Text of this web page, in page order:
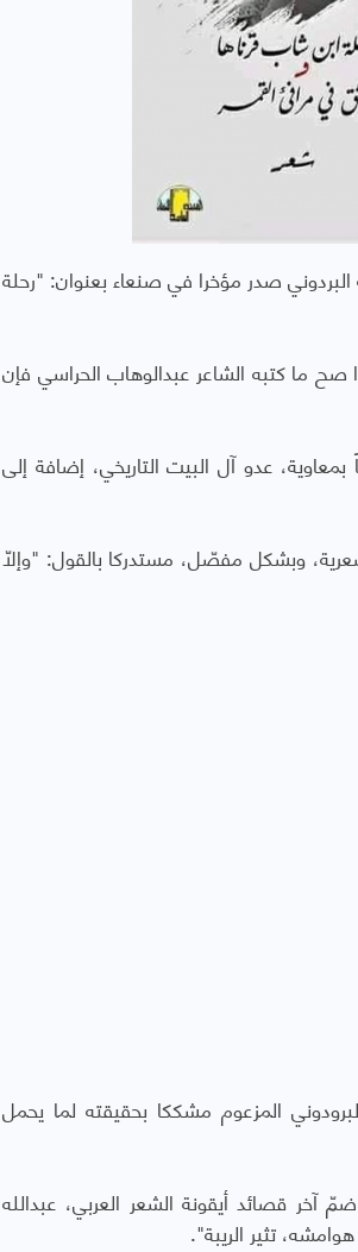
صدر مؤخرا في صنعاء بعنوان: "رحلة
صح ما كتبه الشاعر عبدالوهاب الحراسي فإن
عدو آل البيت التاريخي، إضافة إلى
وبشكل مفصّل، مستدركا بالقول: "وإلاّ
المزعوم مشككا بحقيقته لما يحمل
قصائد أيقونة الشعر العربي، عبدالله
تثير الريبة".